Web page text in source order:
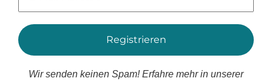
*
Wir senden keinen Spam! Erfahre mehr in unserer